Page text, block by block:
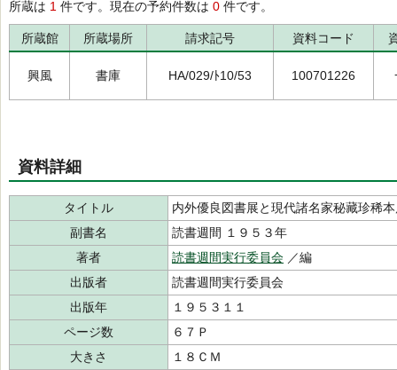
所蔵は 1 件です。現在の予約件数は 0 件です。
所蔵館 所蔵場所 請求記号 資料コード
興風 書庫 HA/029/ﾄ10/53 100701226
資料詳細
タイトル
内外優良図書展と現代諸名家秘藏珍稀
副書名
読書週間 １９５３年
著者
読書週間実行委員会 ／編
出版者
読書週間実行委員会
出版年
１９５３１１
ページ数
６７Ｐ
大きさ
１８ＣＭ